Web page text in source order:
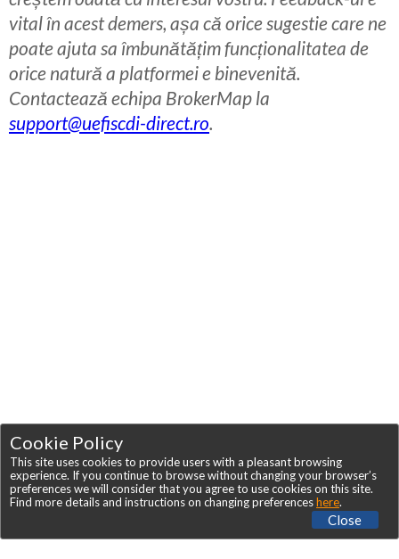
vital în acest demers, așa că orice sugestie care ne
poate ajuta sa îmbunătățim funcționalitatea de
orice natură a platformei e binevenită.
Contactează echipa BrokerMap la
support@uefiscdi-direct.ro.
Cookie Policy
This site uses cookies to provide users with a pleasant browsing
experience. If you continue to browse without changing your browser’s
preferences we will consider that you agree to use cookies on this site.
Find more details and instructions on changing preferenceshere.